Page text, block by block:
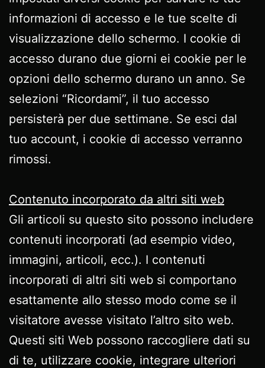
informazioni di accesso e le tue scelte di
visualizzazione dello schermo. I cookie di
accesso durano due giorni ei cookie per le
opzioni dello schermo durano un anno. Se
selezioni “Ricordami”, il tuo accesso
persisterà per due settimane. Se esci dal
tuo account, i cookie di accesso verranno
rimossi.
Contenuto incorporato da altri siti web
Gli articoli su questo sito possono includere
contenuti incorporati (ad esempio video,
immagini, articoli, ecc.). I contenuti
incorporati di altri siti web si comportano
esattamente allo stesso modo come se il
visitatore avesse visitato l’altro sito web.
Questi siti Web possono raccogliere dati su
di te, utilizzare cookie, integrare ulteriori